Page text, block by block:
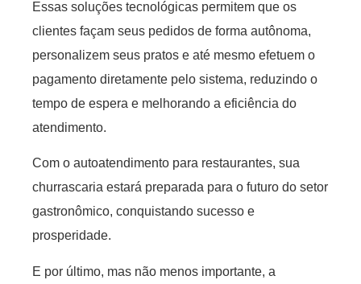
Essas soluções tecnológicas permitem que os
clientes façam seus pedidos de forma autônoma,
personalizem seus pratos e até mesmo efetuem o
pagamento diretamente pelo sistema, reduzindo o
tempo de espera e melhorando a eficiência do
atendimento.
Com o autoatendimento para restaurantes, sua
churrascaria estará preparada para o futuro do setor
gastronômico, conquistando sucesso e
prosperidade.
E por último, mas não menos importante, a